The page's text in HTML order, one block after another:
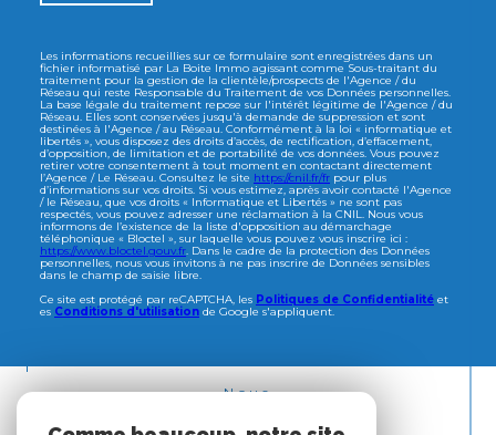
Les informations recueillies sur ce formulaire sont enregistrées dans un
fichier informatisé par La Boite Immo agissant comme Sous-traitant du
traitement pour la gestion de la clientèle/prospects de l'Agence / du
Réseau qui reste Responsable du Traitement de vos Données personnelles.
La base légale du traitement repose sur l'intérêt légitime de l'Agence / du
Réseau. Elles sont conservées jusqu'à demande de suppression et sont
destinées à l'Agence / au Réseau. Conformément à la loi « informatique et
libertés », vous disposez des droits d’accès, de rectification, d’effacement,
d’opposition, de limitation et de portabilité de vos données. Vous pouvez
retirer votre consentement à tout moment en contactant directement
l’Agence / Le Réseau. Consultez le site https://cnil.fr/fr pour plus
d’informations sur vos droits. Si vous estimez, après avoir contacté l'Agence
/ le Réseau, que vos droits « Informatique et Libertés » ne sont pas
respectés, vous pouvez adresser une réclamation à la CNIL. Nous vous
informons de l’existence de la liste d'opposition au démarchage
téléphonique « Bloctel », sur laquelle vous pouvez vous inscrire ici :
https://www.bloctel.gouv.fr. Dans le cadre de la protection des Données
personnelles, nous vous invitons à ne pas inscrire de Données sensibles
dans le champ de saisie libre.
Ce site est protégé par reCAPTCHA, les Politiques de Confidentialité et
es Conditions d'utilisation de Google s'appliquent.
Nous